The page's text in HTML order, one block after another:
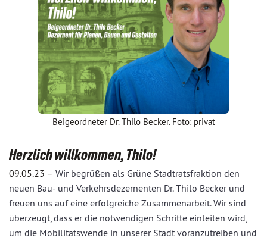
Beigeordneter Dr. Thilo Becker. Foto: privat
Herzlich willkommen, Thilo!
09.05.23 – Wir begrüßen als Grüne Stadtratsfraktion den
neuen Bau- und Verkehrsdezernenten Dr. Thilo Becker und
freuen uns auf eine erfolgreiche Zusammenarbeit. Wir sind
überzeugt, dass er die notwendigen Schritte einleiten wird,
um die Mobilitätswende in unserer Stadt voranzutreiben und